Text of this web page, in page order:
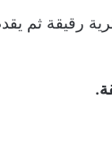
رقيقة ثم